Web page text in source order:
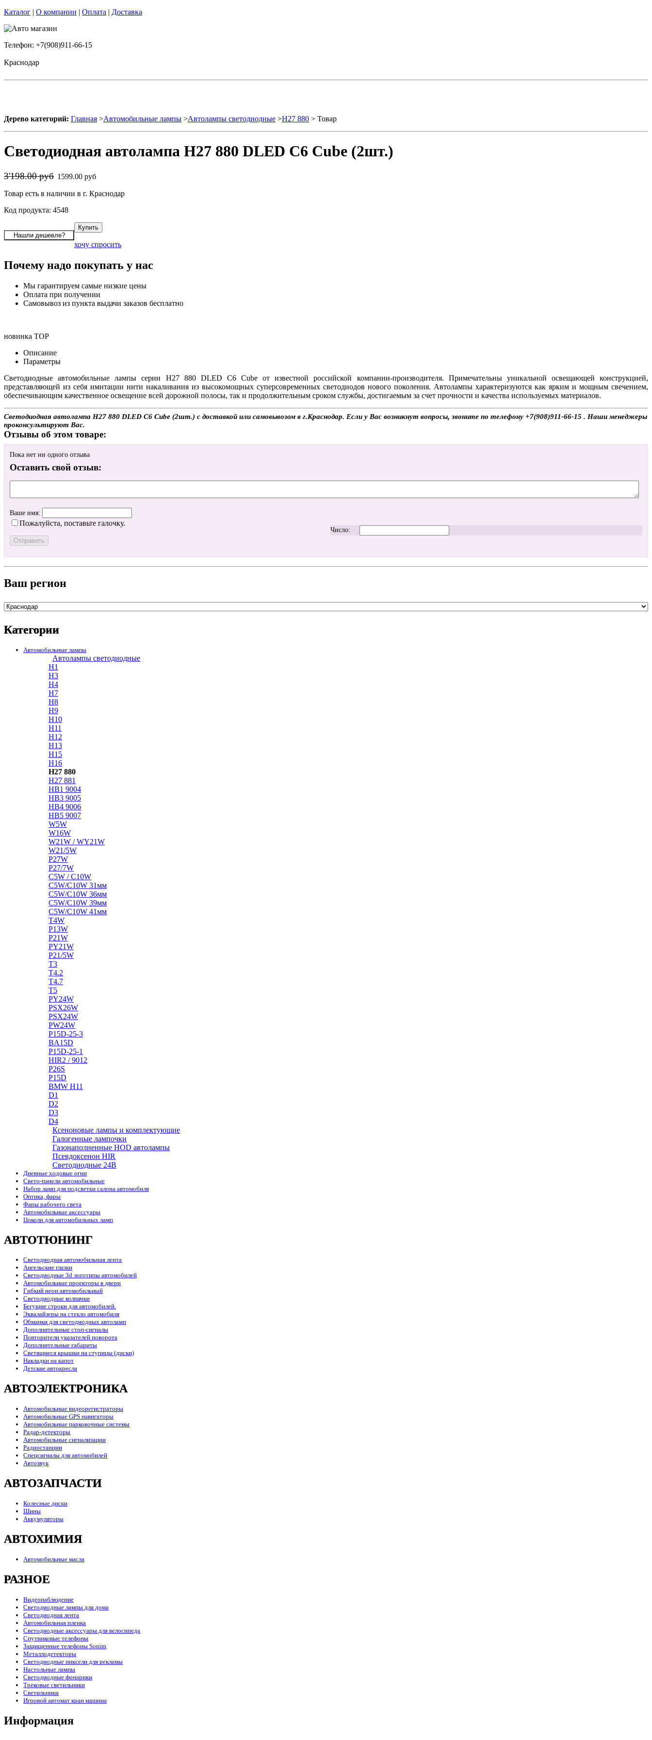
Каталог | О компании | Оплата | Доставка
Телефон: +7(908)911-66-15
Краснодар
Дерево категорий: Главная >Автомобильные лампы >Автолампы светодиодные >H27 880 > Товар
Светодиодная автолампа H27 880 DLED С6 Cube (2шт.)
3'198.00 руб 1599.00 руб
Товар есть в наличии в г. Краснодар
Код продукта: 4548
хочу спросить
Почему надо покупать у нас
Мы гарантируем самые низкие цены
Оплата при получении
Самовывоз из пункта выдачи заказов бесплатно
новинка TOP
Описание
Параметры
Светодиодные автомобильные лампы серии H27 880 DLED С6 Cube от известной российской компании-производителя. Примечательны уникальной освещающей конструкцией,
представляющей из себя имитации нити накаливания из высокомощных суперсовременных светодиодов нового поколения. Автолампы характеризуются как ярким и мощным свечением,
обеспечивающим качественное освещение всей дорожной полосы, так и продолжительным сроком службы, достигаемым за счет прочности и качества используемых материалов.
Светодиодная автолампа H27 880 DLED С6 Cube (2шт.) с доставкой или самовывозом в г.Краснодар. Если у Вас возникнут вопросы, звоните по телефону +7(908)911-66-15 . Наши менеджеры
проконсультируют Вас.
Отзывы об этом товаре:
Пока нет ни одного отзыва
Оставить свой отзыв:
Ваше имя:
Пожалуйста, поставьте галочку.
Число:
Ваш регион
Категории
Автомобильные лампы
Автолампы светодиодные
H1
H3
H4
H7
H8
H9
H10
H11
H12
H13
H15
H16
H27 880
H27 881
HB1 9004
HB3 9005
HB4 9006
HB5 9007
W5W
W16W
W21W / WY21W
W21/5W
P27W
P27/7W
C5W / C10W
C5W/C10W 31мм
C5W/C10W 36мм
C5W/C10W 39мм
C5W/C10W 41мм
T4W
P13W
P21W
PY21W
P21/5W
T3
T4.2
T4.7
T5
PY24W
PSX26W
PSX24W
PW24W
P15D-25-3
BA15D
P15D-25-1
HIR2 / 9012
P26S
P15D
BMW H11
D1
D2
D3
D4
Ксеноновые лампы и комплектующие
Галогенные лампочки
Газонаполненные HOD автолампы
Псевдоксенон HIR
Cветодиодные 24B
Дневные ходовые огни
Свето-панели автомобильные
Набор ламп для подсветки салона автомобиля
Оптика, фары
Фары рабочего света
Автомобильные аксессуары
Цоколи для автомобильных ламп
АВТОТЮНИНГ
Светодиодная автомобильная лента
Ангельские глазки
Светодиодные 3d логотипы автомобилей
Автомобильные проекторы в двери
Гибкий неон автомобильный
Светодиодные колпачки
Бегущие строки для автомобилей.
Эквалайзеры на стекло автомобиля
Обманки для светодиодных автоламп
Дополнительные стоп-сигналы
Повторители указателей поворота
Дополнительные габариты
Светящиеся крышки на ступицы (диски)
Накладки на капот
Детские автокресла
АВТОЭЛЕКТРОНИКА
Автомобильные видеорегистраторы
Автомобильные GPS навигаторы
Автомобильные парковочные системы
Радар-детекторы
Автомобильные сигнализации
Радиостанции
Спецсигналы для автомобилей
Автозвук
АВТОЗАПЧАСТИ
Колесные диски
Шины
Аккумуляторы
АВТОХИМИЯ
Автомобильные масла
РАЗНОЕ
Видеонаблюдение
Светодиодные лампы для дома
Светодиодная лента
Автомобильная пленка
Светодиодные аксессуары для велосипеда
Спутниковые телефоны
Защищенные телефоны Sonim
Металлодетекторы
Светодиодные пиксели для рекламы
Настольные лампы
Светодиодные фонарики
Трековые светильники
Светильники
Игровой автомат кран машина
Информация